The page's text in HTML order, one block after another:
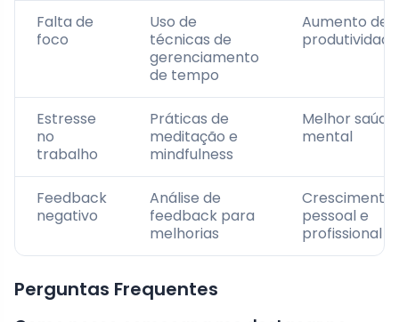
Falta de
foco
Uso de
técnicas de
gerenciamento
de tempo
Aumento de
produtividade
Estresse
no
trabalho
Práticas de
meditação e
mindfulness
Melhor saúde
mental
Feedback
negativo
Análise de
feedback para
melhorias
Crescimento
pessoal e
profissional
Perguntas Frequentes